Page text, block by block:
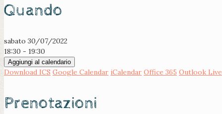
Quando
sabato 30/07/2022
18:30 - 19:30
Aggiungi al calendario
Download ICS Google Calendar iCalendar Office 365 Outlook Live
Prenotazioni